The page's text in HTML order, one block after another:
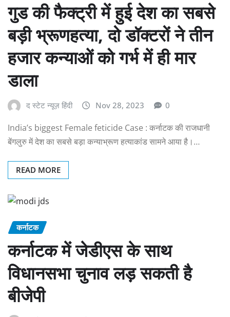
गुड की फैक्ट्री में हुई देश का सबसे
बड़ी भ्रूणहत्या, दो डॉक्टरों ने तीन
हजार कन्याओं को गर्भ में ही मार
डाला
द स्टेट न्यूज़ हिंदी Nov 28, 2023 0
India’s biggest Female feticide Case : कर्नाटक की राजधानी
बेंगलुरु में देश का सबसे बड़ा कन्याभ्रूण हत्याकांड सामने आया है।…
READ MORE
कर्नाटक
कर्नाटक में जेडीएस के साथ
विधानसभा चुनाव लड़ सकती है
बीजेपी